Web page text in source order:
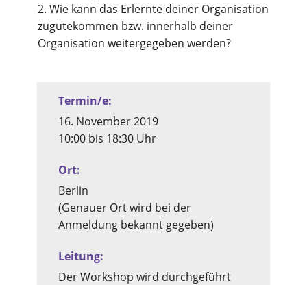
2. Wie kann das Erlernte deiner Organisation
zugutekommen bzw. innerhalb deiner
Organisation weitergegeben werden?
Termin/e:
16. November 2019
10:00 bis 18:30 Uhr
Ort:
Berlin
(Genauer Ort wird bei der
Anmeldung bekannt gegeben)
Leitung:
Der Workshop wird durchgeführt